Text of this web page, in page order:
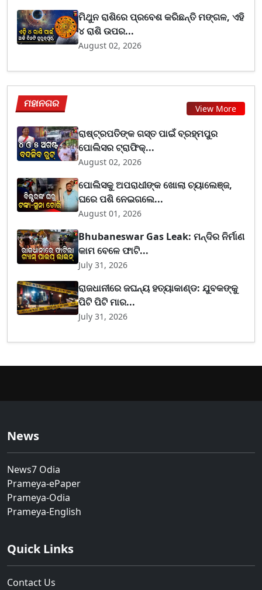
ମିଥୁନ ରାଶିରେ ପ୍ରବେଶ କରିଛନ୍ତି ମଙ୍ଗଳ, ଏହି
୪ ରାଶି ଉପର...
August 02, 2026
ମହାନଗର View More
ରାଷ୍ଟ୍ରପତିଙ୍କ ଗସ୍ତ ପାଇଁ ବ୍ରହ୍ମପୁର
ପୋଲିସର ଟ୍ରାଫିକ୍...
August 02, 2026
ପୋଲିସକୁ ଅପରାଧୀଙ୍କ ଖୋଲା ଚ୍ୟାଲେଞ୍ଜ,
ଘରେ ପଶି ନେଇଗଲେ...
August 01, 2026
Bhubaneswar Gas Leak: ମନ୍ଦିର ନିର୍ମାଣ
କାମ ବେଳେ ଫାଟି...
July 31, 2026
ରାଜଧାନୀରେ ଜଘନ୍ୟ ହତ୍ୟାକାଣ୍ଡ: ଯୁବକଙ୍କୁ
ପିଟି ପିଟି ମାର...
July 31, 2026
News
News7 Odia
Prameya-ePaper
Prameya-Odia
Prameya-English
Quick Links
Contact Us